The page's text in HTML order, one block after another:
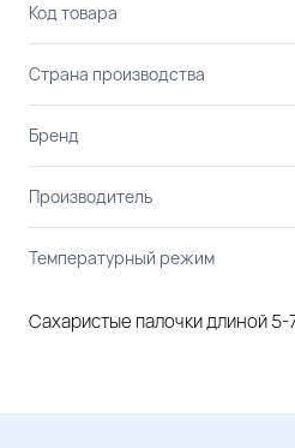
Код товара
Страна производства
Бренд
Производитель
Температурный режим
Сахаристые палочки длиной